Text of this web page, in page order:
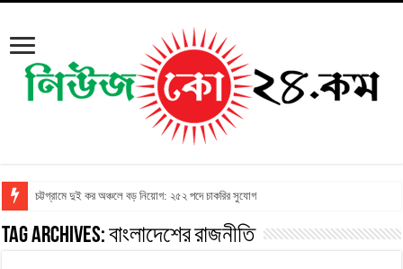
চট্টগ্রামে দুই কর অঞ্চলে বড় নিয়োগ: ২৫২ পদে চাকরির সুযোগ
Tag Archives:বাংলাদেশের রাজনীতি